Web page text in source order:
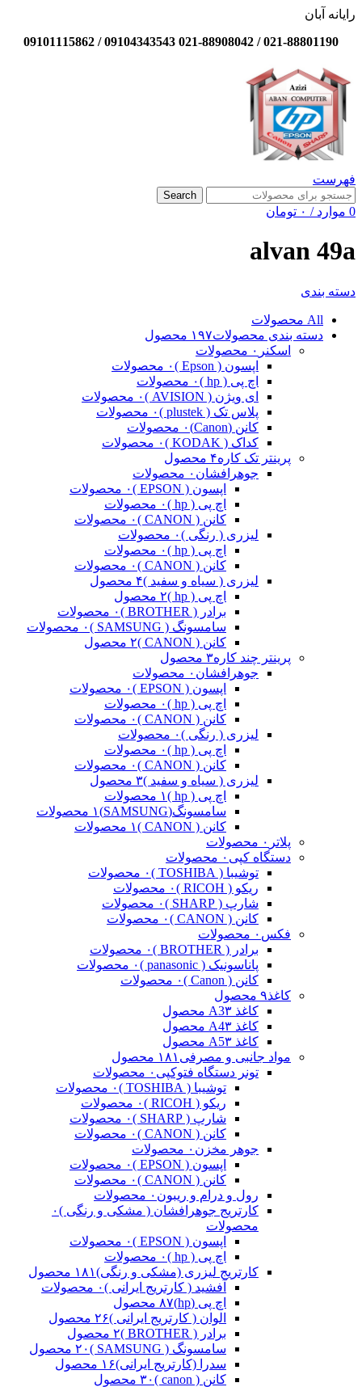
رایانه آبان
021-88801190 / 021-88908042 09104343543 / 09101115862
فهرست
Search
0 موارد / ۰ تومان
alvan 49a
دسته بندی
All محصولات
دسته بندی محصولات۱۹۷ محصول
اسکنر ۰ محصولات
اپسون ( Epson )
۰ محصولات
اچ پی ( hp )
۰ محصولات
ای ویژن ( AVISION )
۰ محصولات
پلاس تک ( plustek )
۰ محصولات
کانن (Canon)
۰ محصولات
کداک ( KODAK )
۰ محصولات
پرینتر تک کاره۴ محصول
جوهرافشان ۰ محصولات
اپسون ( EPSON )
۰ محصولات
اچ پی ( hp )
۰ محصولات
کانن ( CANON )
۰ محصولات
لیزری ( رنگی )۰ محصولات
اچ پی ( hp )
۰ محصولات
کانن ( CANON )
۰ محصولات
لیزری ( سیاه و سفید )۴ محصول
اچ پی ( hp )
۲ محصول
برادر ( BROTHER )
۰ محصولات
سامسونگ ( SAMSUNG )
۰ محصولات
کانن ( CANON )
۲ محصول
پرینتر چند کاره۳ محصول
جوهرافشان ۰ محصولات
اپسون ( EPSON )
۰ محصولات
اچ پی ( hp )
۰ محصولات
کانن ( CANON )
۰ محصولات
لیزری ( رنگی )۰ محصولات
اچ پی ( hp )
۰ محصولات
کانن ( CANON )
۰ محصولات
لیزری ( سیاه و سفید )۳ محصول
اچ پی ( hp )
۱ محصولات
سامسونگ(SAMSUNG)
۱ محصولات
کانن ( CANON )
۱ محصولات
پلاتر ۰ محصولات
دستگاه کپی ۰ محصولات
توشیبا ( TOSHIBA )
۰ محصولات
ریکو ( RICOH )
۰ محصولات
شارپ ( SHARP )
۰ محصولات
کانن ( CANON )
۰ محصولات
فکس ۰ محصولات
برادر ( BROTHER )
۰ محصولات
پاناسونیک ( panasonic )
۰ محصولات
کانن ( Canon )
۰ محصولات
کاغذ۹ محصول
کاغذ A3 ۳ محصول
کاغذ A4 ۳ محصول
کاغذ A5 ۳ محصول
مواد جانبی و مصرفی ۱۸۱ محصول
تونر دستگاه فتوکپی ۰ محصولات
توشیبا ( TOSHIBA )
۰ محصولات
ریکو ( RICOH )
۰ محصولات
شارپ ( SHARP )
۰ محصولات
کانن ( CANON )
۰ محصولات
جوهر مخزن ۰ محصولات
اپسون ( EPSON )
۰ محصولات
کانن ( CANON )
۰ محصولات
رول و درام و ریبون ۰ محصولات
کارتریج جوهرافشان ( مشکی و رنگی )۰
محصولات
اپسون ( EPSON )
۰ محصولات
اچ پی ( hp )
۰ محصولات
کارتریج لیزری (مشکی و رنگی)۱۸۱ محصول
آفشید ( کارتریج ایرانی )۰ محصولات
اچ پی (hp)
۸۷ محصول
الوان ( کارتریج ایرانی )۲۶ محصول
برادر ( BROTHER )
۲ محصول
سامسونگ ( SAMSUNG )
۲۰ محصول
سدرا (کارتریج ایرانی)۱۶ محصول
کانن ( canon )
۳۰ محصول